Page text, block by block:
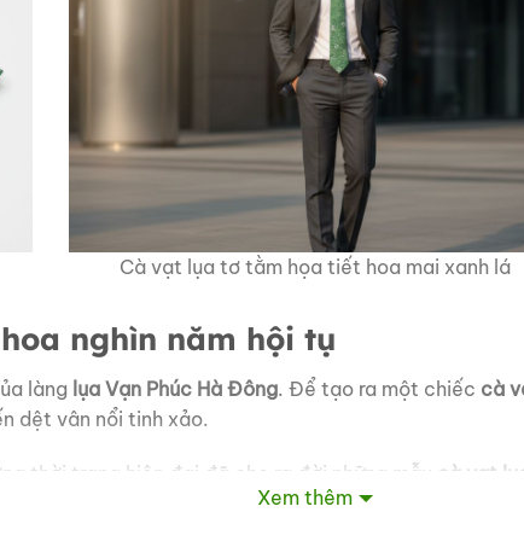
Cà vạt lụa tơ tằm họa tiết hoa mai xanh lá
nghìn năm hội tụ
làng lụa Vạn Phúc Hà Đông. Để tạo ra một chiếc cà
dệt vân nổi tinh xảo.
thời trang hiện đại đã cho ra đời những mẫu cà vạt
Xem thêm